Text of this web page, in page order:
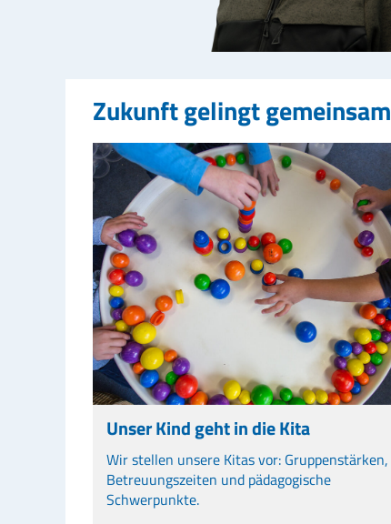
Zukunft gelingt gemeinsam
Unser Kind geht in die Kita
Wir stellen unsere Kitas vor: Gruppenstärken,
Betreuungszeiten und pädagogische
Schwerpunkte.